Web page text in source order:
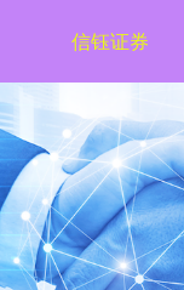
信钰证券